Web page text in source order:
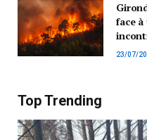
face
23/07/
Top Trending